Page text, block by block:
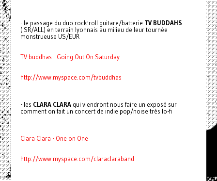
- le passage du duo rock'roll guitare/batterie TV BUDDAHS
(ISR/ALL) en terrain lyonnais au milieu de leur tournée
monstrueuse US/EUR
TV buddhas - Going Out On Saturday
http://www.myspace.com/tvbuddhas
- les CLARA CLARAqui viendront nous faire un exposé sur
comment on fait un concert de indie pop/noise très lo-fi
Clara Clara - One on One
http://www.myspace.com/claraclaraband